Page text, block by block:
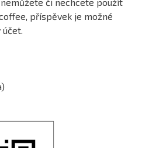
příspěvek je možné